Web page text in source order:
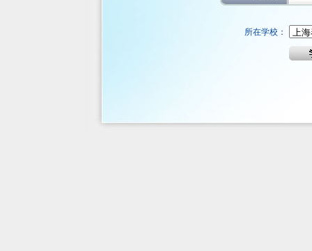
所在学校：